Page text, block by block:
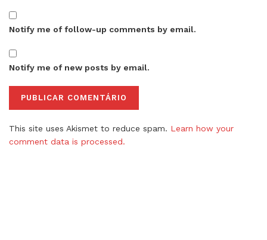
Notify me of follow-up comments by email.
Notify me of new posts by email.
This site uses Akismet to reduce spam. Learn how your
comment data is processed.